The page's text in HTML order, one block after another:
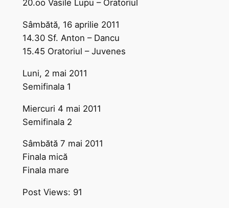
20.oo Vasile Lupu – Oratoriul
Sâmbătă, 16 aprilie 2011
14.30 Sf. Anton – Dancu
15.45 Oratoriul – Juvenes
Luni, 2 mai 2011
Semifinala 1
Miercuri 4 mai 2011
Semifinala 2
Sâmbătă 7 mai 2011
Finala mică
Finala mare
Post Views: 91